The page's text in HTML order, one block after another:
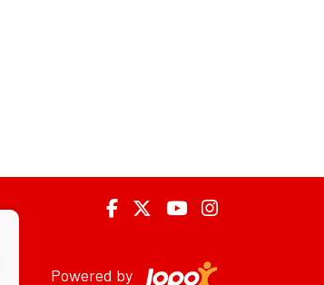
Powered by